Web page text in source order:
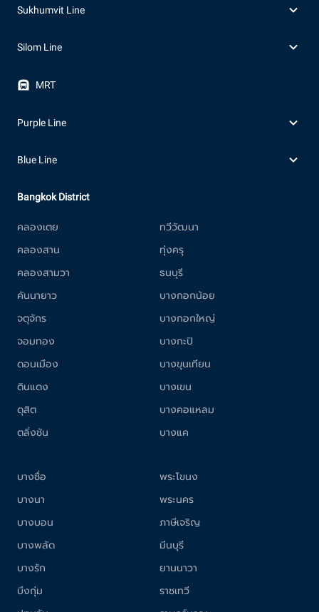
Sukhumvit Line
Silom Line
MRT
Purple Line
Blue Line
Bangkok District
คลองเตย
คลองสาน
คลองสามวา
คันนายาว
จตุจักร
จอมทอง
ดอนเมือง
ดินแดง
ดุสิต
ตลิ่งชัน
ทวีวัฒนา
ทุ่งครุ
ธนบุรี
บางกอกน้อย
บางกอกใหญ่
บางกะปิ
บางขุนเทียน
บางเขน
บางคอแหลม
บางแค
บางซื่อ
บางนา
บางบอน
บางพลัด
บางรัก
บึงกุ่ม
พระโขนง
พระนคร
ภาษีเจริญ
มีนบุรี
ยานนาวา
ราชเทวี